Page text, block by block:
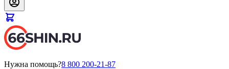
Нужна помощь?8 800 200-21-87